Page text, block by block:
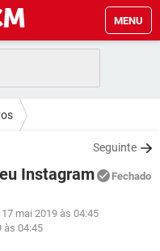
MENU
Seguinte
Instagram Fechado
mai 2019 às 04:45
às 04:45